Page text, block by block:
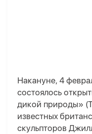
Накануне, 4
состоялось
дикой природы»
известных
скульпторов